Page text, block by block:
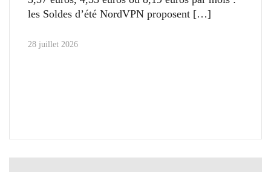
les Soldes d’été NordVPN proposent
28 juillet 2026